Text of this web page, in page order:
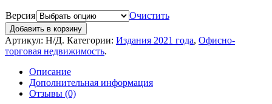
Версия Очистить
Добавить в корзину
Артикул: Н/Д. Категории: Издания 2021 года, Офисно-
торговая недвижимость.
Описание
Дополнительная информация
Отзывы (0)